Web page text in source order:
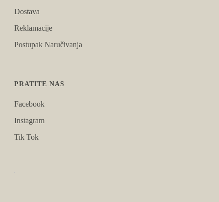
Dostava
Reklamacije
Postupak Naručivanja
PRATITE NAS
Facebook
Instagram
Tik Tok